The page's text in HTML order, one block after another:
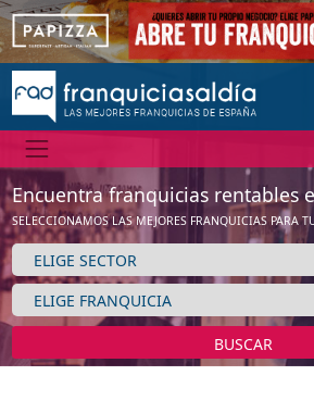
Encuentra franquicias rentables
SELECCIONAMOS LAS MEJORES FRANQUICIAS PARA
BUSCAR